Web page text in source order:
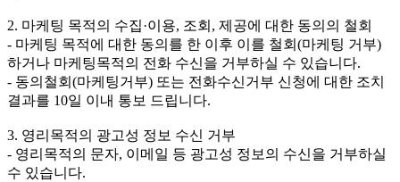
2. 마케팅 목적의 수집·이용, 조회, 제공에 대한 동의의 철회
- 마케팅 목적에 대한 동의를 한 이후 이를 철회(마케팅 거부)
하거나 마케팅목적의 전화 수신을 거부하실 수 있습니다.
- 동의철회(마케팅거부) 또는 전화수신거부 신청에 대한 조치
결과를 10일 이내 통보 드립니다.
3. 영리목적의 광고성 정보 수신 거부
- 영리목적의 문자, 이메일 등 광고성 정보의 수신을 거부하실
수 있습니다.